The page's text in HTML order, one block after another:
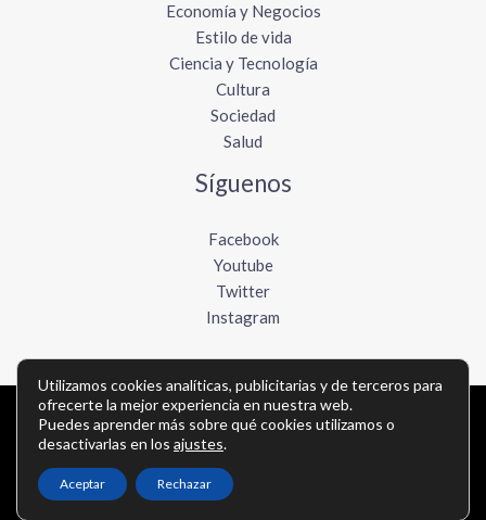
Economía y Negocios
Estilo de vida
Ciencia y Tecnología
Cultura
Sociedad
Salud
Síguenos
Facebook
Youtube
Twitter
Instagram
Copyright © Todos los derechos reservados -
elboletinmexicano.com
Política de privacidad- Política de cookies
Utilizamos cookies analíticas, publicitarias y de terceros para
ofrecerte la mejor experiencia en nuestra web.
Puedes aprender más sobre qué cookies utilizamos o
desactivarlas en los ajustes.
Aceptar Rechazar